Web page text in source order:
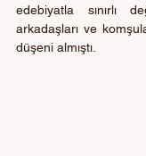
edebiyatla sınırlı
arkadaşları ve
düşeni almıştı.